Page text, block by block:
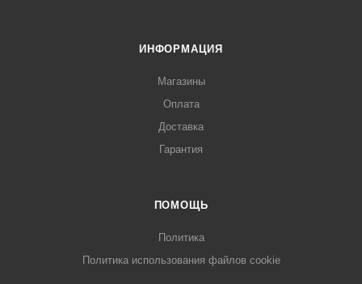
ИНФОРМАЦИЯ
Магазины
Оплата
Доставка
Гарантия
ПОМОЩЬ
Политика
Политика использования файлов cookie